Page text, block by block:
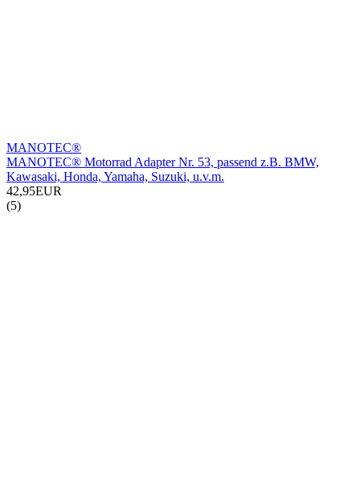
MANOTEC®
MANOTEC® Motorrad Adapter Nr. 53, passend z.B. BMW,
Kawasaki, Honda, Yamaha, Suzuki, u.v.m.
42,95EUR
(5)